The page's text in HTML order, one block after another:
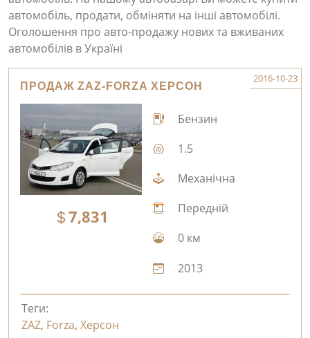
автомобіль, продати, обміняти на інші автомобілі.
Оголошення про авто-продажу нових та вживаних
автомобілів в Україні
ПРОДАЖ ZAZ-FORZA ХЕРСОН
2016-10-23
7,831
Бензин
1.5
Механічна
Передній
0 км
2013
Теги:
ZAZ, Forza, Херсон